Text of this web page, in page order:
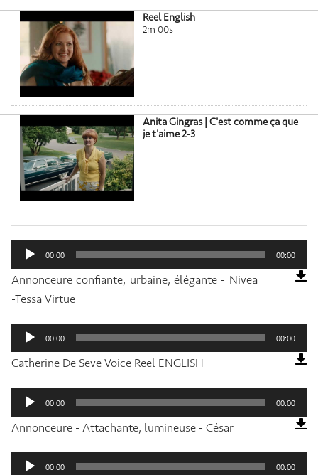
Reel English
2m 00s
Anita Gingras | C'est comme ça que
je t'aime 2-3
Lecteur
audio
00:00 00:00
Annonceure confiante, urbaine, élégante - Nivea
-Tessa Virtue
Lecteur
audio
00:00 00:00
Catherine De Seve Voice Reel ENGLISH
Lecteur
audio
00:00 00:00
Annonceure - Attachante, lumineuse - César
Lecteur
audio
00:00 00:00